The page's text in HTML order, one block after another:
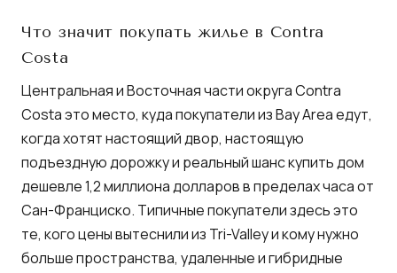
Что значит покупать жилье в Contra
Costa
Центральная и Восточная части округа Contra
Costa это место, куда покупатели из Bay Area едут,
когда хотят настоящий двор, настоящую
подъездную дорожку и реальный шанс купить дом
дешевле 1,2 миллиона долларов в пределах часа от
Сан-Франциско. Типичные покупатели здесь это
те, кого цены вытеснили из Tri-Valley и кому нужно
больше пространства, удаленные и гибридные